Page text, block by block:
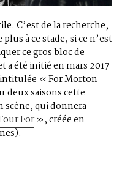
C’est de la recherche,
à ce stade, si ce n’est
ce gros bloc de
a été initié en mars 2017
« For Morton
deux saisons cette
scène, qui donnera
For», créée en